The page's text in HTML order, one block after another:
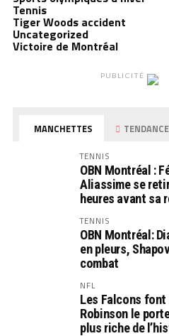
Tennis
Tiger Woods accident
Uncategorized
Victoire de Montréal
PUBLICITÉ
MANCHETTES TENDANCE
TENNIS
OBN Montréal :
Aliassime se
heures avant sa
TENNIS
OBN Montréal:
en pleurs,
combat
NFL
Les Falcons font
Robinson le
plus riche de